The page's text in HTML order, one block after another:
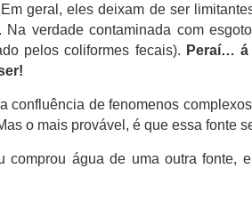
geral, eles deixam de ser
Na verdade contaminada com
pelos coliformes fecais). Peraí… á
confluência de fenomenos
o mais provável, é que essa fonte
comprou água de uma outra fonte,